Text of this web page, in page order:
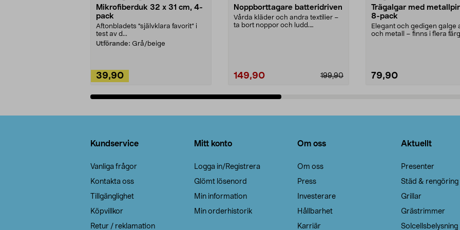
Mikrofiberduk 32 x 31 cm, 4-
pack
Aftonbladets "självklara favorit” i
test av d...
Utförande: Grå/beige
39,90
Noppborttagare batteridriven
Vårda kläder och andra textilier –
ta bort noppor och ludd.
199,90
149,90
Trägalgar med
8-pack
Elegant och gedigen galge
och metall – finns i flera
79,90
Kundservice
Vanliga frågor
Kontakta oss
Tillgänglighet
Köpvillkor
Retur / reklamation
Mitt konto
Logga in/Registrera
Glömt lösenord
Min information
Min orderhistorik
Om oss
Om oss
Press
Investerare
Hållbarhet
Karriär
Aktuellt
Presenter
Städ & rengöring
Grillar
Grästrimmer
Solcellsbelysning